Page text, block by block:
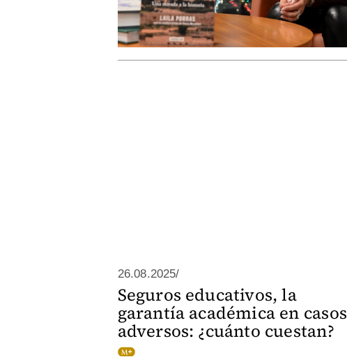
26.08.2025/
Seguros educativos, la
garantía académica en casos
adversos: ¿cuánto cuestan?